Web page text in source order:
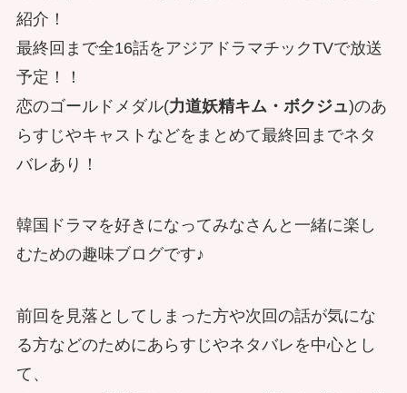
紹介！
最終回まで全16話をアジアドラマチックTVで放送
予定！！
恋のゴールドメダル(力道妖精キム・ボクジュ)のあ
らすじやキャストなどをまとめて最終回までネタ
バレあり！
韓国ドラマを好きになってみなさんと一緒に楽し
むための趣味ブログです♪
前回を見落としてしまった方や次回の話が気にな
る方などのためにあらすじやネタバレを中心とし
て、